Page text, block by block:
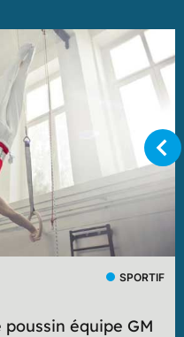
SPORTIF
équipe GM